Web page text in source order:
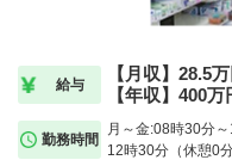
給与
【月収】28.5
【年収】400
勤務時間
月～金:08時30分
12時30分（休憩0分